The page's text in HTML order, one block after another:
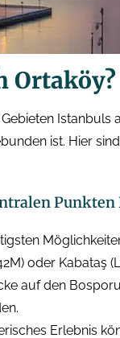
Ortaköy?
Istanbuls
ist. Hier
Punkten
oder Kabataş
auf den
Erlebnis